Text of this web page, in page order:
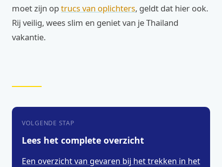
moet zijn optrucs van oplichters, geldt dat hier ook.
Rij veilig, wees slim en geniet van je Thailand
vakantie.
VOLGENDE STAP
Lees het complete overzicht
Een overzicht van gevaren bij het trekken in het